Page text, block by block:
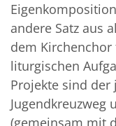
andere Satz aus
dem
liturgischen
Projekte sind
Jugendkreuzweg
(gemeinsam mit